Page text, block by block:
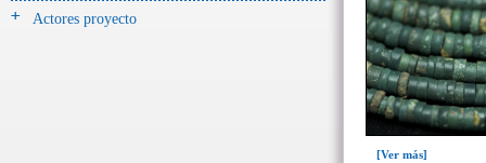
Actores proyecto
[Ver más]